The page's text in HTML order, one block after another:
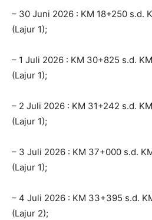
– 30 Juni 2026 : KM 18+250 s.d.
(Lajur 1);
– 1 Juli 2026 : KM 30+825 s.d.
(Lajur 1);
– 2 Juli 2026 : KM 31+242 s.d.
(Lajur 1);
– 3 Juli 2026 : KM 37+000 s.d.
(Lajur 1);
– 4 Juli 2026 : KM 33+395 s.d.
(Lajur 2);